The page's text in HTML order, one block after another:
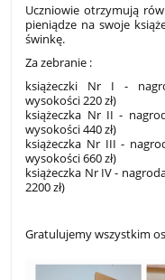
Uczniowie otrzymują
pieniądze na swoje
świnkę.
Za zebranie :
książeczki Nr I -
wysokości 220 zł)
książeczka Nr II -
wysokości 440 zł)
książeczka Nr III -
wysokości 660 zł)
książeczka Nr IV -
2200 zł)
Gratulujemy wszystkim